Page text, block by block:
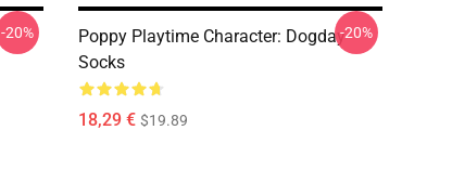
-20%
Poppy Playtime Character: Dogday
Socks
18,29 € $19.89
-20%